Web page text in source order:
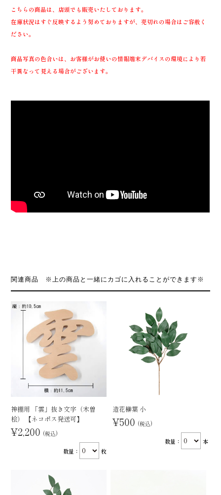
こちらの商品は、店頭でも販売いたしております。
在庫状況はすぐ反映するよう努めておりますが、売切れの場合はご容赦く
ださい。
商品写真の色合いは、お客様がお使いの情報端末デバイスの環境により若
干異なって見える場合がございます。
関連商品 ※上の商品と一緒にカゴに入れることができます※
神棚用 「雲」抜き文字（木曽
桧） 【ネコポス発送可】
¥2,200 (税込)
数量： 枚
造花榊葉 小
¥500 (税込)
数量： 本